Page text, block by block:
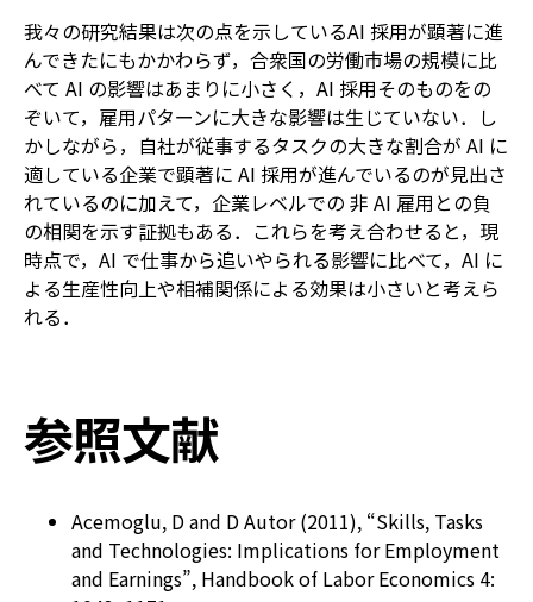
我々の研究結果は次の点を示している――AI 採用が顕著に進
んできたにもかかわらず，合衆国の労働市場の規模に比
べて AI の影響はあまりに小さく，AI 採用そのものをの
ぞいて，雇用パターンに大きな影響は生じていない．し
かしながら，自社が従事するタスクの大きな割合が AI に
適している企業で顕著に AI 採用が進んでいるのが見出さ
れているのに加えて，企業レベルでの 非 AI 雇用との負
の相関を示す証拠もある．これらを考え合わせると，現
時点で，AI で仕事から追いやられる影響に比べて，AI に
よる生産性向上や相補関係による効果は小さいと考えら
れる．
参照文献
Acemoglu, D and D Autor (2011), “Skills, Tasks
and Technologies: Implications for Employment
and Earnings”, Handbook of Labor Economics 4: